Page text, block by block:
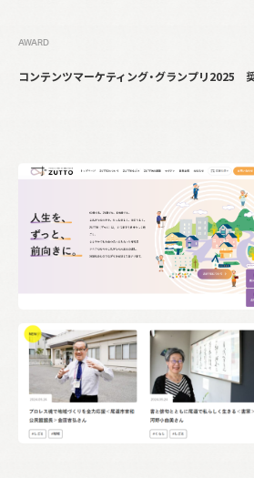
AWARD
コンテンツマーケティング・グランプリ2025